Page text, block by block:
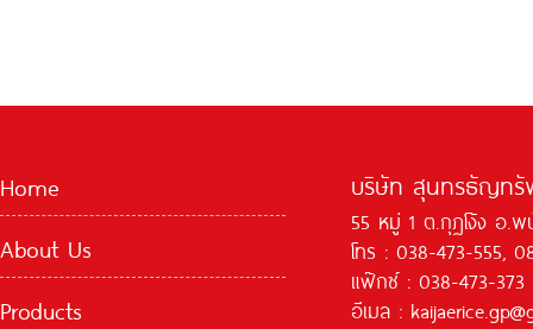
Home
About Us
Products
บริษัท สุนทรธัญทรั
55 หมู่ 1 ต.กุฏโง้ง อ.
โทร : 038-473-555,
แฟ๊กซ์ : 038-473-373
อีเมล :